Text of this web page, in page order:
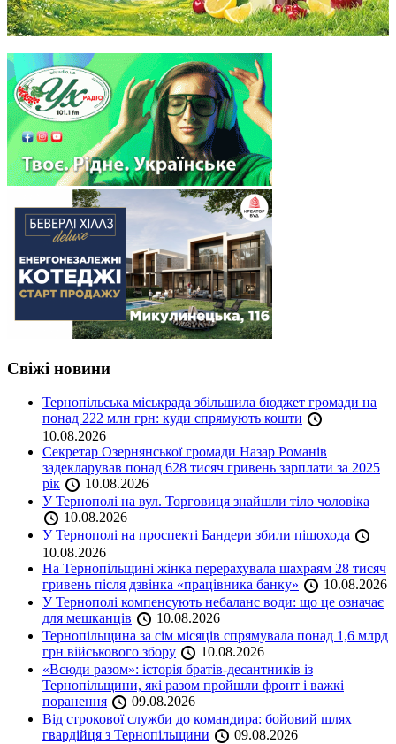
Свіжі новини
Тернопільська міськрада збільшила бюджет громади на
понад 222 млн грн: куди спрямують кошти
10.08.2026
Секретар Озернянської громади Назар Романів
задекларував понад 628 тисяч гривень зарплати за 2025
рік
10.08.2026
У Тернополі на вул. Торговиця знайшли тіло чоловіка
10.08.2026
У Тернополі на проспекті Бандери збили пішохода
10.08.2026
На Тернопільщині жінка перерахувала шахраям 28 тисяч
гривень після дзвінка «працівника банку»
10.08.2026
У Тернополі компенсують небаланс води: що це означає
для мешканців
10.08.2026
Тернопільщина за сім місяців спрямувала понад 1,6 млрд
грн військового збору
10.08.2026
«Всюди разом»: історія братів-десантників із
Тернопільщини, які разом пройшли фронт і важкі
поранення
09.08.2026
Від строкової служби до командира: бойовий шлях
гвардійця з Тернопільщини
09.08.2026